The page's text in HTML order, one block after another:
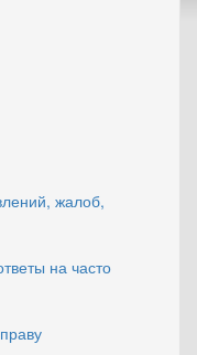
жалоб,
на часто